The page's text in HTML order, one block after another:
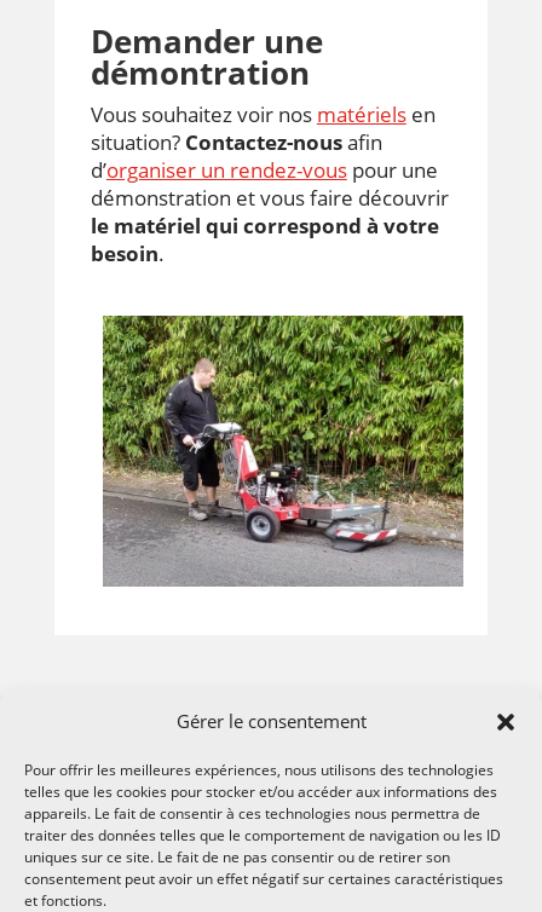
Gérer le consentement
Pour offrir les meilleures expériences, nous utilisons des technologies
telles que les cookies pour stocker et/ou accéder aux informations des
appareils. Le fait de consentir à ces technologies nous permettra de
traiter des données telles que le comportement de navigation ou les ID
uniques sur ce site. Le fait de ne pas consentir ou de retirer son
consentement peut avoir un effet négatif sur certaines caractéristiques
et fonctions.
Demander une
démontration
Vous souhaitez voir nos matérielsen
situation? Contactez-nousafin
d’organiser un rendez-vouspour une
démonstration et vous faire découvrir
le matériel qui correspond à votre
besoin.